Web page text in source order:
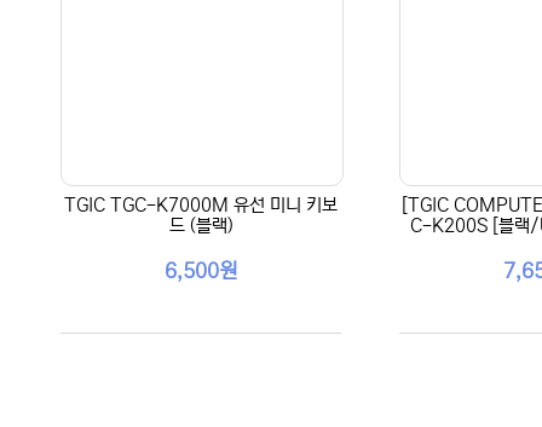
TGIC TGC-K7000M 유선 미니 키보
드 (블랙)
6,500원
[TGIC
C-K200S [블랙/